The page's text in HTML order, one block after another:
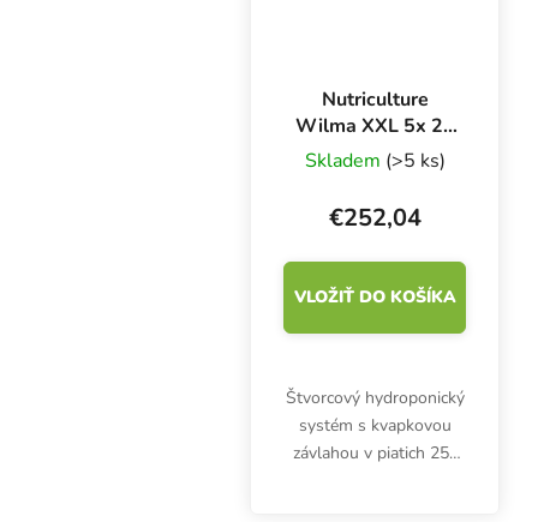
Nutriculture
Wilma XXL 5x 25
l, kvapková
závlaha
115x115x20 cm
Skladem (>5 ks)
€252,04
VLOŽIŤ DO KOŠÍKA
Štvorcový hydroponický
systém s kvapkovou
závlahou v piatich 25-